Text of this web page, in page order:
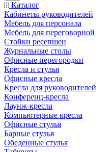
Каталог
Кабинеты руководителей
Мебель для персонала
Мебель для переговорной
Стойки ресепшен
Журнальные столы
Офисные перегородки
Кресла и стулья
Офисные кресла
Кресла для руководителей
Конференц-кресла
Лаунж-кресла
Компьютерные кресла
Офисные стулья
Барные стулья
Обеденные стулья